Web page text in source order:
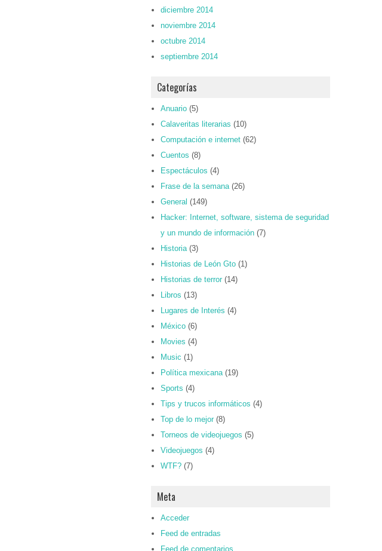
diciembre 2014
noviembre 2014
octubre 2014
septiembre 2014
Categorías
Anuario (5)
Calaveritas literarias (10)
Computación e internet (62)
Cuentos (8)
Espectáculos (4)
Frase de la semana(26)
General (149)
Hacker: Internet, software, sistema de seguridad
y un mundo de información (7)
Historia(3)
Historias de León Gto (1)
Historias de terror (14)
Libros (13)
Lugares de Interés (4)
México (6)
Movies (4)
Music (1)
Política mexicana(19)
Sports (4)
Tips y trucos informáticos (4)
Top de lo mejor (8)
Torneos de videojuegos (5)
Videojuegos (4)
WTF? (7)
Meta
Acceder
Feed de entradas
Feed de comentarios